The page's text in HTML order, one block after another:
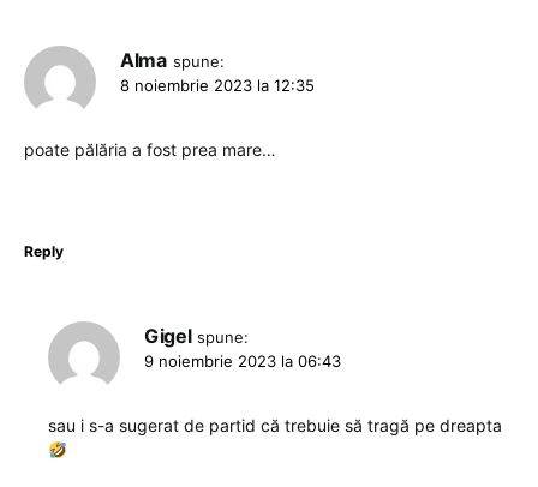
Alma spune:
8 noiembrie 2023 la 12:35
poate pălăria a fost prea mare…
Reply
Gigel spune:
9 noiembrie 2023 la 06:43
sau i s-a sugerat de partid că trebuie să tragă pe dreapta